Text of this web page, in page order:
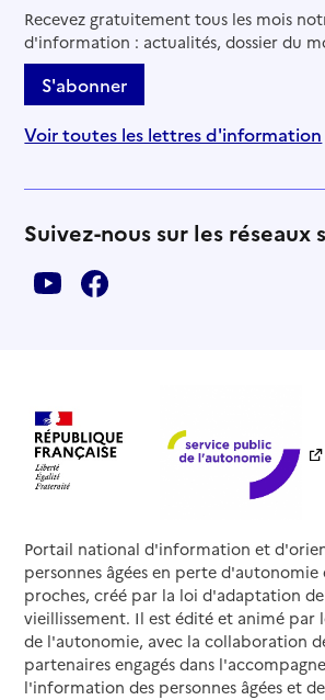
Recevez gratuitement tous les mois
d'information : actualités, dossier du
S'abonner
Voir toutes les lettres d'information
Suivez-nous sur les réseaux
Portail national d'information et
personnes âgées en perte d'autonomie
proches, créé par la loi d'adaptation
vieillissement. Il est édité et animé par
de l'autonomie, avec la collaboration
partenaires engagés dans
l'information des personnes âgées et